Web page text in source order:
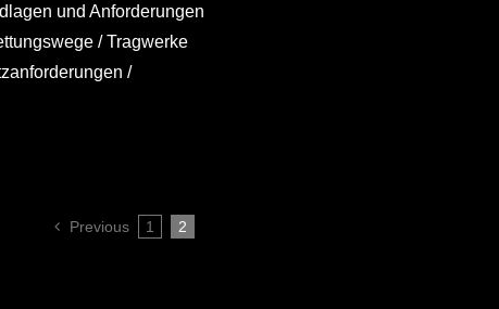
und Anforderungen
/ Tragwerke
/
Previous 1 2